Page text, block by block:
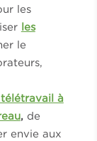
les
les
le
à
,de
envie aux